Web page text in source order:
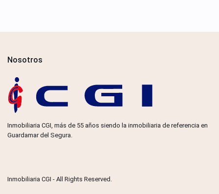
Nosotros
Inmobiliaria CGI, más de 55 años siendo la inmobiliaria de referencia en
Guardamar del Segura.
Inmobiliaria CGI - All Rights Reserved.